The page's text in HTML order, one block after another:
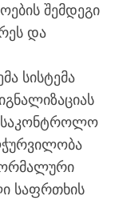
შემდეგი
და
სისტემა
საკონტროლო
საფრთხის